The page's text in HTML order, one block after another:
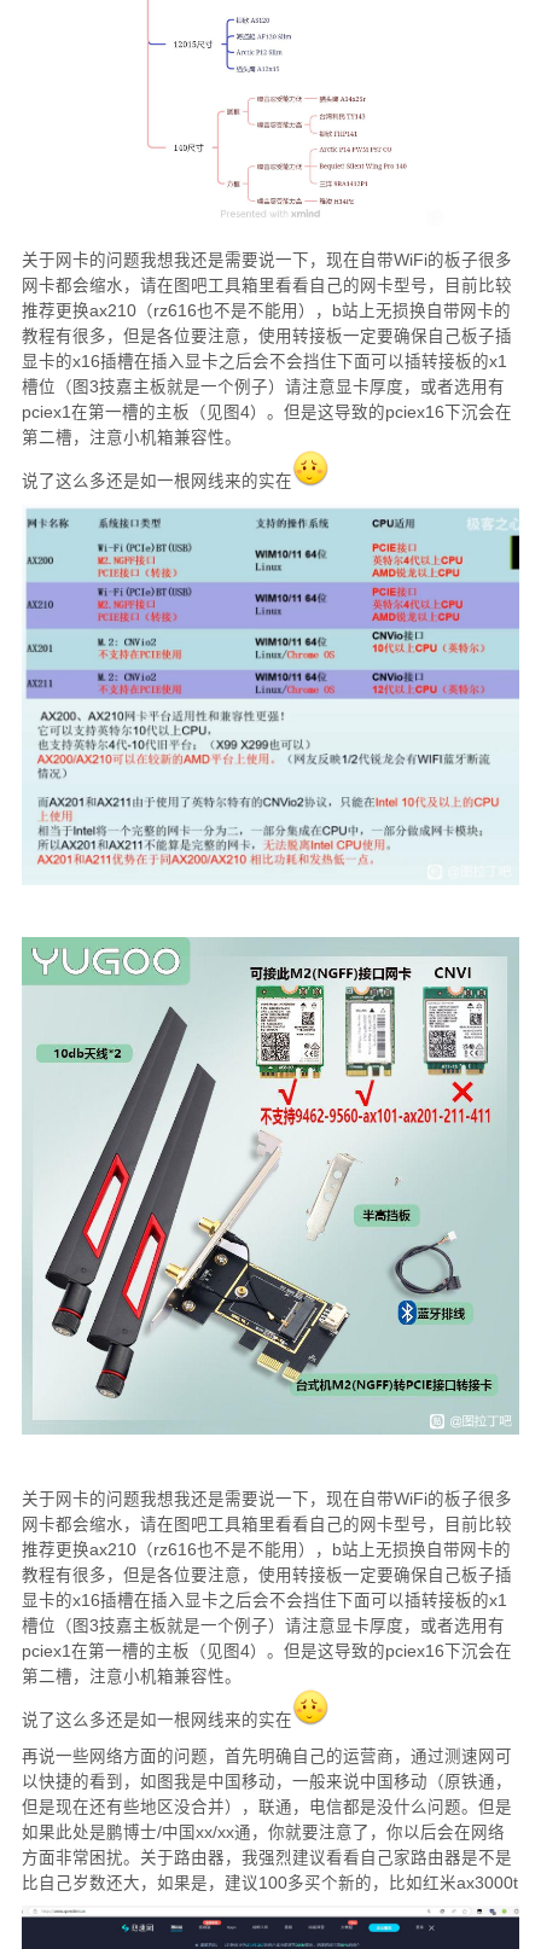
关于网卡的问题我想我还是需要说一下，现在自带WiFi的板子很多
网卡都会缩水，请在图吧工具箱里看看自己的网卡型号，目前比较
推荐更换ax210（rz616也不是不能用），b站上无损换自带网卡的
教程有很多，但是各位要注意，使用转接板一定要确保自己板子插
显卡的x16插槽在插入显卡之后会不会挡住下面可以插转接板的x1
槽位（图3技嘉主板就是一个例子）请注意显卡厚度，或者选用有
pciex1在第一槽的主板（见图4）。但是这导致的pciex16下沉会在
第二槽，注意小机箱兼容性。
说了这么多还是如一根网线来的实在
关于网卡的问题我想我还是需要说一下，现在自带WiFi的板子很多
网卡都会缩水，请在图吧工具箱里看看自己的网卡型号，目前比较
推荐更换ax210（rz616也不是不能用），b站上无损换自带网卡的
教程有很多，但是各位要注意，使用转接板一定要确保自己板子插
显卡的x16插槽在插入显卡之后会不会挡住下面可以插转接板的x1
槽位（图3技嘉主板就是一个例子）请注意显卡厚度，或者选用有
pciex1在第一槽的主板（见图4）。但是这导致的pciex16下沉会在
第二槽，注意小机箱兼容性。
说了这么多还是如一根网线来的实在
再说一些网络方面的问题，首先明确自己的运营商，通过测速网可
以快捷的看到，如图我是中国移动，一般来说中国移动（原铁通，
但是现在还有些地区没合并），联通，电信都是没什么问题。但是
如果此处是鹏博士/中国xx/xx通，你就要注意了，你以后会在网络
方面非常困扰。关于路由器，我强烈建议看看自己家路由器是不是
比自己岁数还大，如果是，建议100多买个新的，比如红米ax3000t